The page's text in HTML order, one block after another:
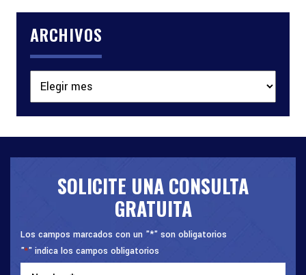
ARCHIVOS
SOLICITE UNA CONSULTA
GRATUITA
Los campos marcados con un "*" son obligatorios
"*" indica los campos obligatorios